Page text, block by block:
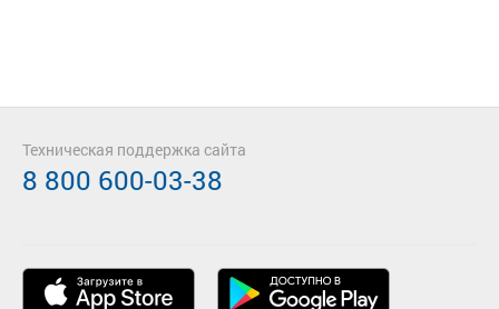
Техническая поддержка сайта
8 800 600-03-38